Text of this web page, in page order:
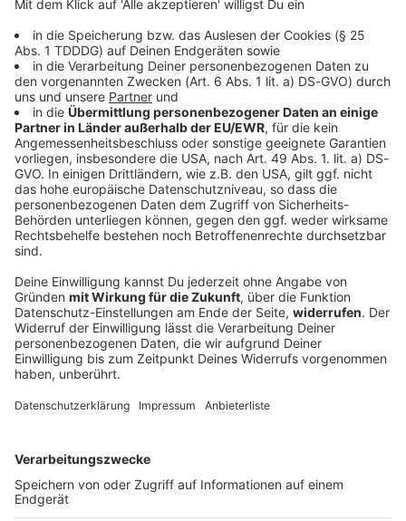
Welt
Nach Drohnenvorfall: Neuer Wachposten am
Flughafen
Nach dem Fund einer Sprengstoff-Drohne am
Flughafen Leipzig/Halle rüstet die Polizei auf: Ein
erkennen.
DEINE GEMERKTEN ARTIKEL